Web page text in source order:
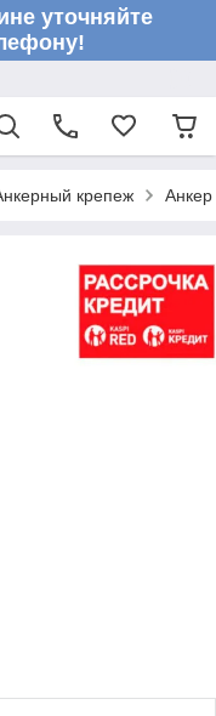
уточняйте
крепеж